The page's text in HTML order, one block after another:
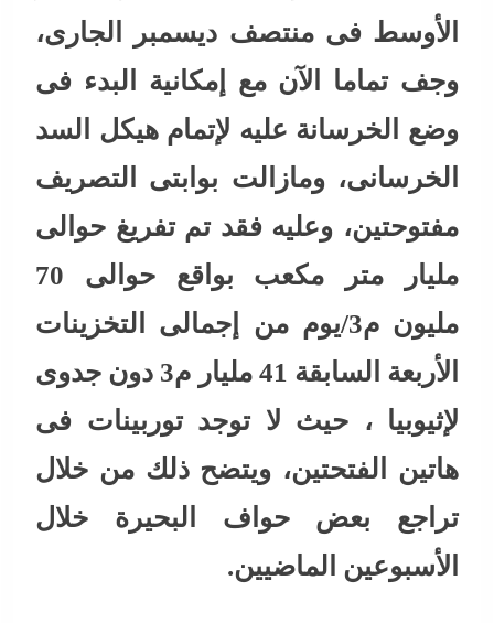
الأوسط فى منتصف ديسمبر الجارى،
وجف تماما الآن مع إمكانية البدء فى
وضع الخرسانة عليه لإتمام هيكل السد
الخرسانى، ومازالت بوابتى التصريف
مفتوحتين، وعليه فقد تم تفريغ حوالى
مليار متر مكعب بواقع حوالى 70
مليون م3/يوم من إجمالى التخزينات
الأربعة السابقة 41 مليار م3 دون جدوى
لإثيوبيا ، حيث لا توجد توربينات فى
هاتين الفتحتين، ويتضح ذلك من خلال
تراجع بعض حواف البحيرة خلال
الأسبوعين الماضيين.